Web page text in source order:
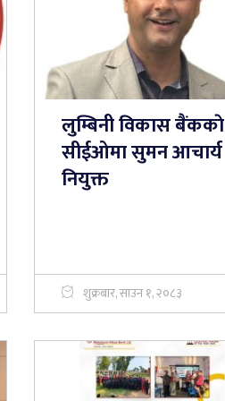
लुम्बिनी विकास बैंककाे
सीईओमा सुमन आचार्य
नियुक्त
शुक्रबार, साउन १, २०८३